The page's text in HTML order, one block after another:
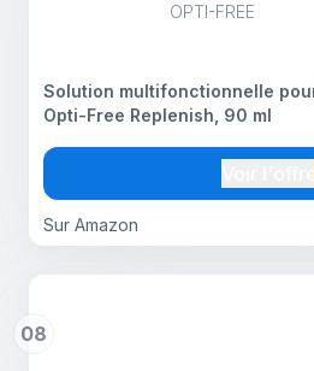
OPTI-FREE
Sur Amazon
Solution multifonctionnelle
Opti-Free Replenish, 90 ml
08